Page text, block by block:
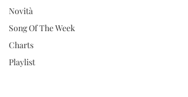
Novità
Song Of The Week
Charts
Playlist